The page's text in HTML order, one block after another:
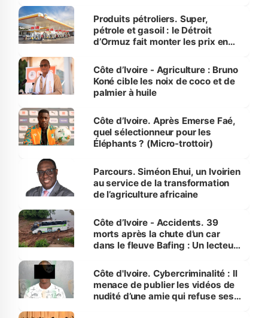
menacées
Produits pétroliers. Super,
pétrole et gasoil : le Détroit
d’Ormuz fait monter les prix en
Côte d’Ivoire - Agriculture : Bruno
Koné cible les noix de coco et de
palmier à huile
Côte d’Ivoire. Après Emerse Faé,
quel sélectionneur pour les
Éléphants ? (Micro-trottoir)
Parcours. Siméon Ehui, un Ivoirien
au service de la transformation
de l’agriculture africaine
Côte d’Ivoire - Accidents. 39
morts après la chute d’un car
dans le fleuve Bafing : Un lecteur
des Transports
Côte d'Ivoire. Cybercriminalité : Il
menace de publier les vidéos de
nudité d’une amie qui refuse ses